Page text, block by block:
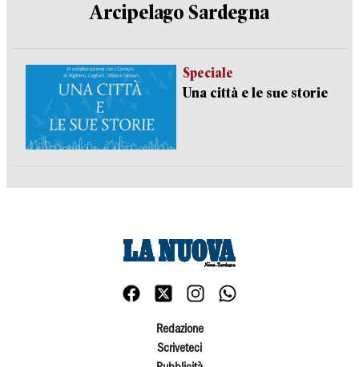
Arcipelago Sardegna
Speciale
Una città e le sue storie
Redazione
Scriveteci